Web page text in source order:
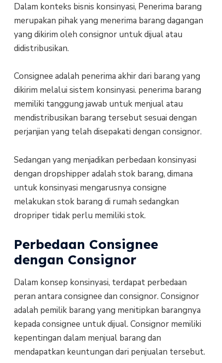
Dalam konteks bisnis konsinyasi, Penerima barang
merupakan pihak yang menerima barang dagangan
yang dikirim oleh consignor untuk dijual atau
didistribusikan.
Consignee adalah penerima akhir dari barang yang
dikirim melalui sistem konsinyasi. penerima barang
memiliki tanggung jawab untuk menjual atau
mendistribusikan barang tersebut sesuai dengan
perjanjian yang telah disepakati dengan consignor.
Sedangan yang menjadikan perbedaan konsinyasi
dengan dropshipper adalah stok barang, dimana
untuk konsinyasi mengarusnya consigne
melakukan stok barang di rumah sedangkan
dropriper tidak perlu memiliki stok.
Perbedaan Consignee
dengan Consignor
Dalam konsep konsinyasi, terdapat perbedaan
peran antara consignee dan consignor. Consignor
adalah pemilik barang yang menitipkan barangnya
kepada consignee untuk dijual. Consignor memiliki
kepentingan dalam menjual barang dan
mendapatkan keuntungan dari penjualan tersebut.